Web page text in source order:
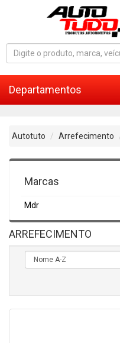
Departamentos
Autotuto Arrefecimento
Marcas
Mdr
ARREFECIMENTO